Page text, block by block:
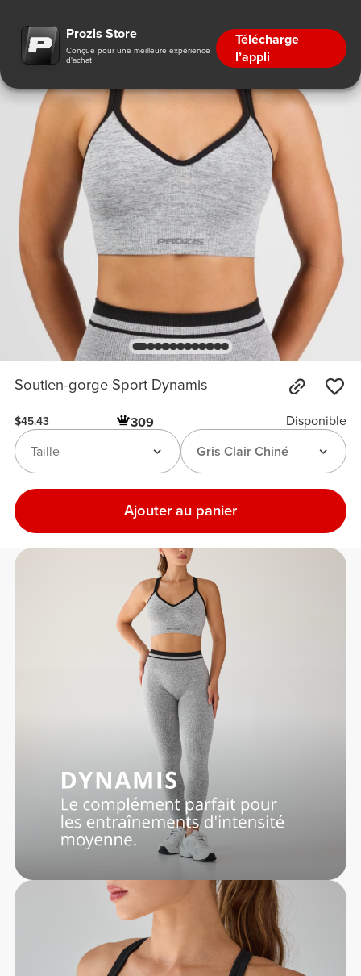
Prozis Store
Conçue pour une meilleure expérience
d'achat
Télécharge
l’appli
Soutien-gorge Sport Dynamis
$45.43 309
Disponible
Gris Clair Chiné
Taille
Ajouter au panier